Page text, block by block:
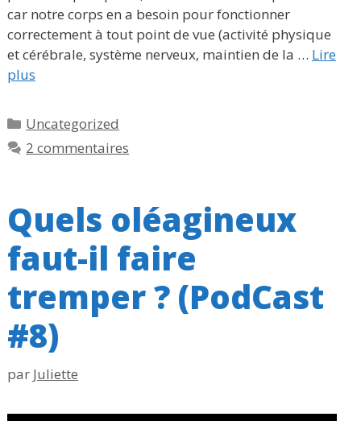
car notre corps en a besoin pour fonctionner
correctement à tout point de vue (activité physique
et cérébrale, système nerveux, maintien de la … Lire
plus
Catégories
Uncategorized
2 commentaires
Quels oléagineux
faut-il faire
tremper ? (PodCast
#8)
par Juliette